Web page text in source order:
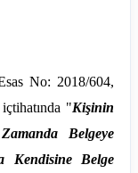
No: 2018/604,
"Kişinin
Belgeye
Kendisine Belge